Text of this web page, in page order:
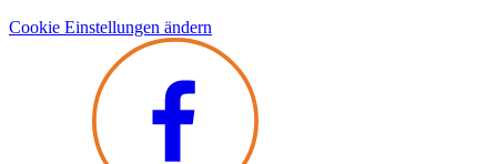
Cookie Einstellungen ändern